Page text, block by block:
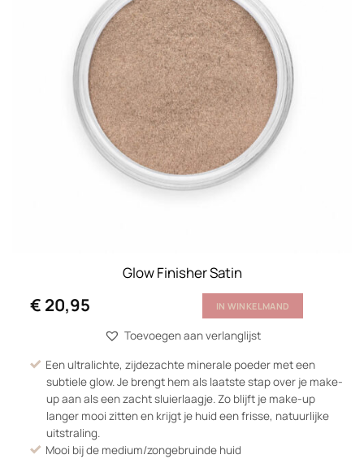
Glow Finisher Satin
€ 20,95 IN WINKELMAND
Toevoegen aan verlanglijst
Een ultralichte, zijdezachte minerale poeder met een
subtiele glow. Je brengt hem als laatste stap over je make-
up aan als een zacht sluierlaagje. Zo blijft je make-up
langer mooi zitten en krijgt je huid een frisse, natuurlijke
uitstraling.
Mooi bij de medium/zongebruinde huid